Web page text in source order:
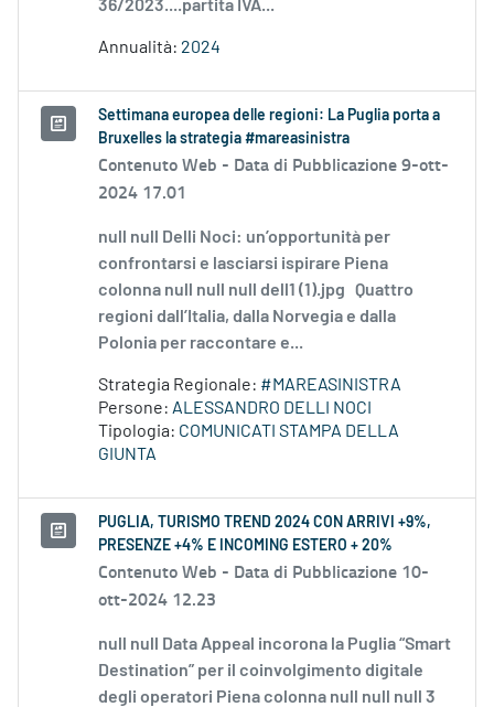
36/2023....partita IVA...
Annualità: 2024
Settimana europea delle regioni: La Puglia porta a
Bruxelles la strategia #mareasinistra
Contenuto Web - Data di Pubblicazione 9-ott-
2024 17.01
null null Delli Noci: un’opportunità per
confrontarsi e lasciarsi ispirare Piena
colonna null null null dell1 (1).jpg Quattro
regioni dall’Italia, dalla Norvegia e dalla
Polonia per raccontare e...
Strategia Regionale: #MAREASINISTRA
Persone: ALESSANDRO DELLI NOCI
Tipologia: COMUNICATI STAMPA DELLA
GIUNTA
PUGLIA, TURISMO TREND 2024 CON ARRIVI +9%,
PRESENZE +4% E INCOMING ESTERO + 20%
Contenuto Web - Data di Pubblicazione 10-
ott-2024 12.23
null null Data Appeal incorona la Puglia “Smart
Destination” per il coinvolgimento digitale
degli operatori Piena colonna null null null 3